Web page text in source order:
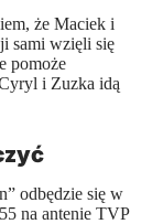
że Maciek i
sami wzięli się
pomoże
i Zuzka idą
odbędzie się w
na antenie TVP